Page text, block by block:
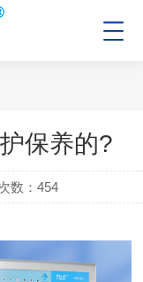
保养的?
数：454